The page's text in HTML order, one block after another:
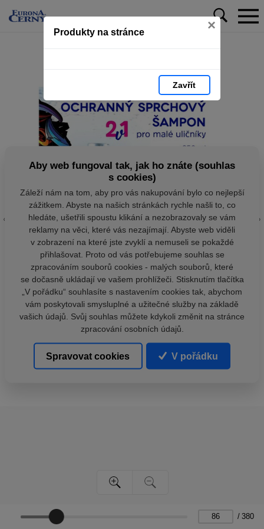
Produkty na stránce ×
Zavřít
/ 380
Aby web fungoval tak, jak ho znáte (souhlas
s cookies)
Záleží nám na tom, aby pro vás nakupování bylo co nejlepší
zážitkem. Abyste na našich stránkách rychle našli to, co
hledáte, ušetřili spoustu klikání a nezobrazovaly se vám
reklamy na věci, které vás nezajímají. Abyste web viděli
v zobrazení na které jste zvyklí a nemuseli se pokaždé
přihlašovat. Proto od vás potřebujeme souhlas se
zpracováním souborů cookies - malých souborů, které
se dočasně ukládají ve vašem prohlížeči. Stisknutím tlačítka
„V pořádku“ souhlasíte s nastavením cookies tak, abychom
vám poskytovali smysluplné a užitečné služby na základě
vašich údajů. Svůj souhlas můžete kdykoli změnit na stránce
zpracování osobních údajů.
Spravovat cookies V pořádku